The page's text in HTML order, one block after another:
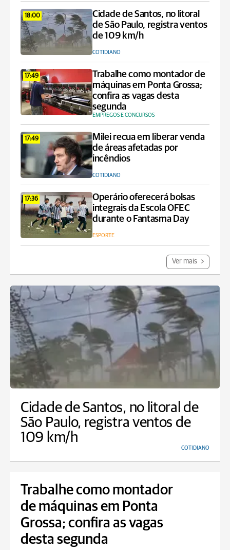
18:00
Cidade de Santos, no litoral
de São Paulo, registra ventos
de 109 km/h
COTIDIANO
17:49
Trabalhe como montador de
máquinas em Ponta Grossa;
confira as vagas desta
segunda
EMPREGOS E CONCURSOS
17:49
Milei recua em liberar venda
de áreas afetadas por
incêndios
COTIDIANO
17:36
Operário oferecerá bolsas
integrais da Escola OFEC
durante o Fantasma Day
ESPORTE
Ver mais
Cidade de Santos, no litoral de
São Paulo, registra ventos de
109 km/h
COTIDIANO
Trabalhe como montador
de máquinas em Ponta
Grossa; confira as vagas
desta segunda